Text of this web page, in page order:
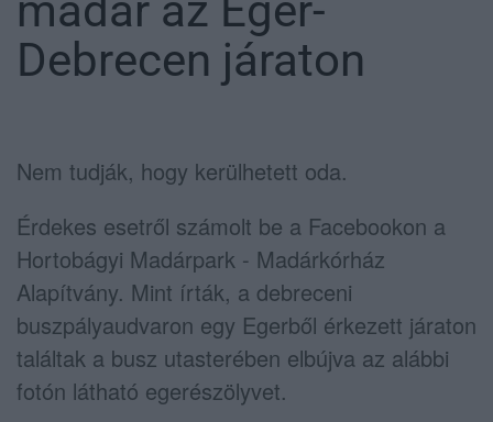
Debrecen járaton
Nem tudják, hogy kerülhetett oda.
Érdekes esetről számolt be a Facebookon a
Hortobágyi Madárpark - Madárkórház
Alapítvány. Mint írták, a debreceni
buszpályaudvaron egy Egerből érkezett járaton
találtak a busz utasterében elbújva az alábbi
fotón látható egerészölyvet.